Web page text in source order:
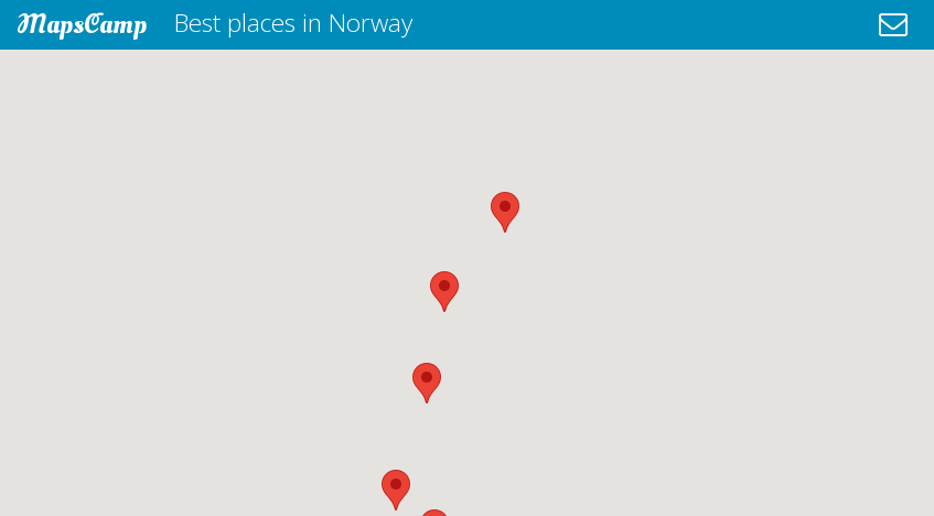
MapsCamp Best places in Norway